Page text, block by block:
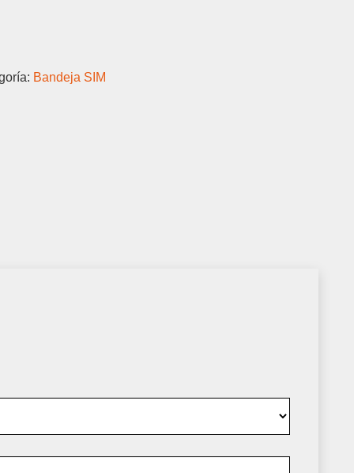
Bandeja SIM